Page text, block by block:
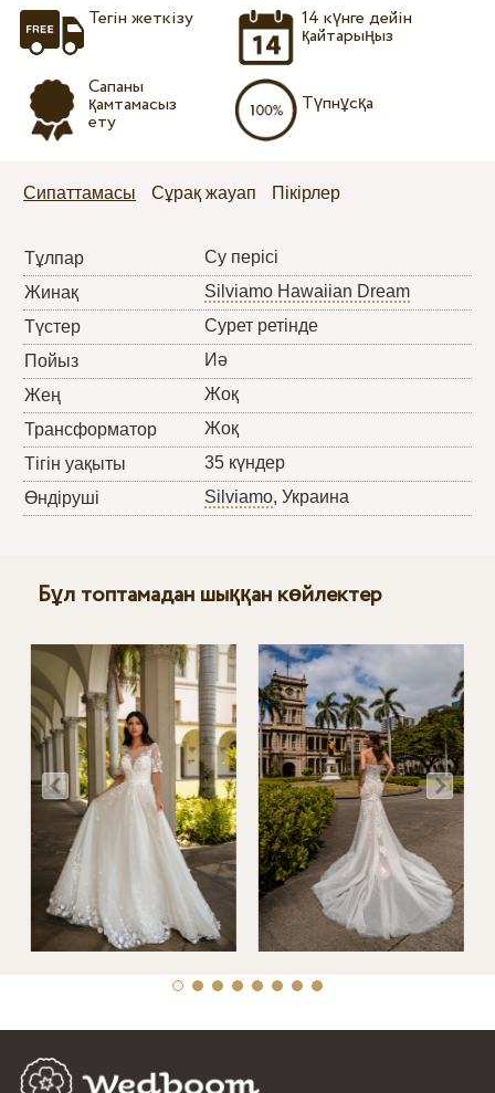
Тегін жеткізу
Сапаны
қамтамасыз
ету
14 күнге дейін
қайтарыңыз
Түпнұсқа
Сипаттамасы Сұрақ жауап Пікірлер
Тұлпар
Су перісі
Жинақ
Silviamo Hawaiian Dream
Түстер
Сурет ретінде
Пойыз
Иә
Жең
Жоқ
Трансформатор
Жоқ
Тігін уақыты
35 күндер
Өндіруші
Silviamo, Украина
Бұл топтамадан шыққан көйлектер